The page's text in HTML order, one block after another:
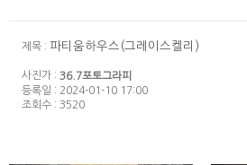
제목 : 파티움하우스(그레이스켈리)
사진가 : 36.7포토그라피
등록일 : 2024-01-10 17:00
조회수 : 3520